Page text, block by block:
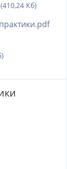
(410,24 Кб)